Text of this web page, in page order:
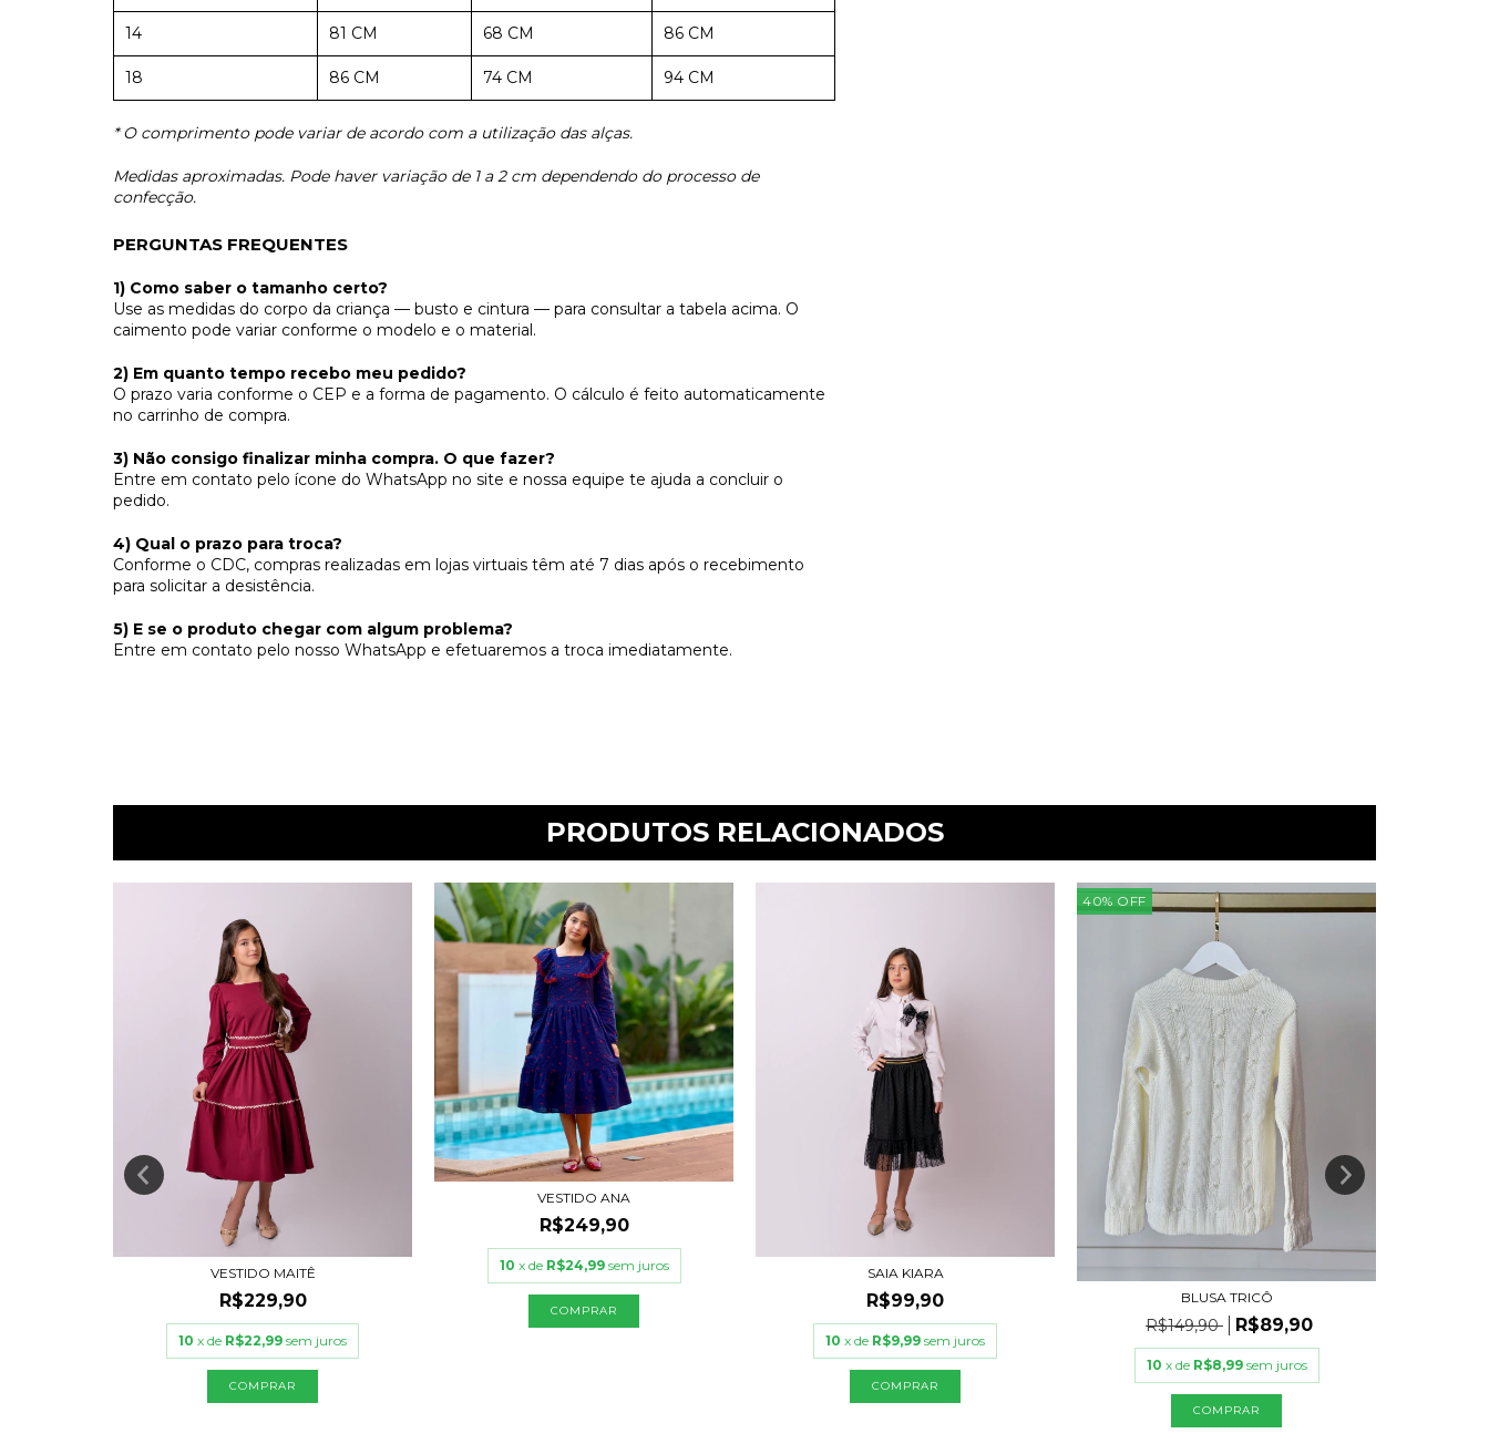
14 81 CM 68 CM 86 CM
18 86 CM 74 CM 94 CM
* O comprimento pode variar de acordo com a utilização das alças.
Medidas aproximadas. Pode haver variação de 1 a 2 cm dependendo do processo de
confecção.
PERGUNTAS FREQUENTES
1) Como saber o tamanho certo?
Use as medidas do corpo da criança — busto e cintura — para consultar a tabela acima. O
caimento pode variar conforme o modelo e o material.
2) Em quanto tempo recebo meu pedido?
O prazo varia conforme o CEP e a forma de pagamento. O cálculo é feito automaticamente
no carrinho de compra.
3) Não consigo finalizar minha compra. O que fazer?
Entre em contato pelo ícone do WhatsApp no site e nossa equipe te ajuda a concluir o
pedido.
4) Qual o prazo para troca?
Conforme o CDC, compras realizadas em lojas virtuais têm até 7 dias após o recebimento
para solicitar a desistência.
5) E se o produto chegar com algum problema?
Entre em contato pelo nosso WhatsApp e efetuaremos a troca imediatamente.
PRODUTOS RELACIONADOS
VESTIDO MAITÊ
R$229,90
10 x de R$22,99 sem juros
COMPRAR
VESTIDO ANA
R$249,90
10 x de R$24,99 sem juros
COMPRAR
SAIA KIARA
R$99,90
10 x de R$9,99 sem juros
COMPRAR
40% OFF
BLUSA TRICÔ
R$149,90 R$89,90
10 x de R$8,99 sem juros
COMPRAR